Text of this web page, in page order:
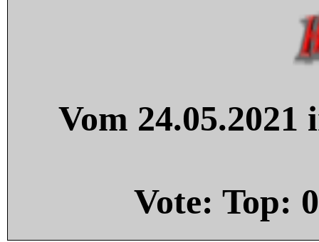
Vom
Vote: Top: 0